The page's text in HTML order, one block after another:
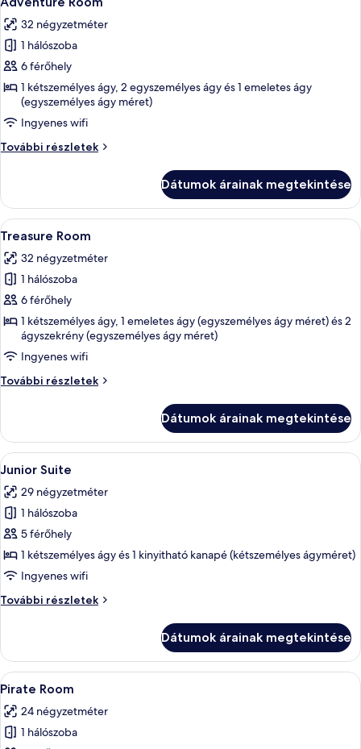
következő
szoba
összes
képének
megtekintése:
Adventure
Room
32 négyzetméter
1 hálószoba
6 férőhely
1 kétszemélyes ágy, 2 egyszemélyes ágy és 1 emeletes ágy
(egyszemélyes ágy méret)
Ingyenes wifi
További részletek
Adventure
Dátumok árainak megtekintése
A
következő
szoba
összes
képének
megtekintése:
Treasure
Room
Egy hálószoba, amelyben van egy
4
Treasure Room
32 négyzetméter
1 hálószoba
6 férőhely
1 kétszemélyes ágy, 1 emeletes ágy (egyszemélyes ágy méret) és 2
ágyszekrény (egyszemélyes ágy méret)
Ingyenes wifi
További részletek
Treasure
Dátumok árainak megtekintése
A
következő
szoba
összes
képének
megtekintése:
Junior
Egy élénk színű szoba, amelyben
4
Junior Suite
29 négyzetméter
1 hálószoba
5 férőhely
1 kétszemélyes ágy és 1 kinyitható kanapé (kétszemélyes ágyméret)
Ingyenes wifi
További részletek
Junior
Dátumok árainak megtekintése
A
következő
szoba
összes
Egy szoba emeletes ággyal,
4
Pirate Room
24 négyzetméter
1 hálószoba